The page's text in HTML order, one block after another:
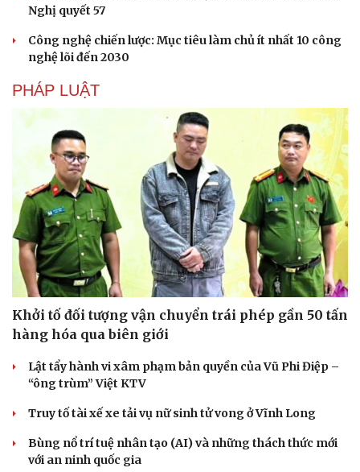
Nghị quyết 57
Công nghệ chiến lược: Mục tiêu làm chủ ít nhất 10 công
nghệ lõi đến 2030
PHÁP LUẬT
Khởi tố đối tượng vận chuyển trái phép gần 50 tấn
hàng hóa qua biên giới
Lật tẩy hành vi xâm phạm bản quyền của Vũ Phi Điệp –
“ông trùm” Việt KTV
Truy tố tài xế xe tải vụ nữ sinh tử vong ở Vĩnh Long
Bùng nổ trí tuệ nhân tạo (AI) và những thách thức mới
với an ninh quốc gia